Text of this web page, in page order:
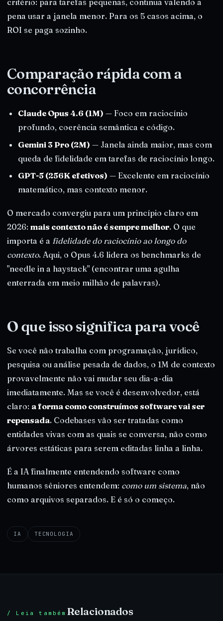
critério: para tarefas pequenas, continua valendo a
pena usar a janela menor. Para os 5 casos acima, o
ROI se paga sozinho.
Comparação rápida com a
concorrência
Claude Opus 4.6 (1M) — Foco em raciocínio
profundo, coerência semântica e código.
Gemini 3 Pro (2M) — Janela ainda maior, mas com
queda de fidelidade em tarefas de raciocínio longo.
GPT-5 (256K efetivos) — Excelente em raciocínio
matemático, mas contexto menor.
O mercado convergiu para um princípio claro em
2026: mais contexto não é sempre melhor. O que
importa é a fidelidade do raciocínio ao longo do
contexto. Aqui, o Opus 4.6 lidera os benchmarks de
"needle in a haystack" (encontrar uma agulha
enterrada em meio milhão de palavras).
O que isso significa para você
Se você não trabalha com programação, jurídico,
pesquisa ou análise pesada de dados, o 1M de contexto
provavelmente não vai mudar seu dia-a-dia
imediatamente. Mas se você é desenvolvedor, está
claro: a forma como construímos software vai ser
repensada. Codebases vão ser tratadas como
entidades vivas com as quais se conversa, não como
árvores estáticas para serem editadas linha a linha.
É a IA finalmente entendendo software como
humanos sêniores entendem: como um sistema, não
como arquivos separados. E é só o começo.
IA TECNOLOGIA
/ Leia também Relacionados